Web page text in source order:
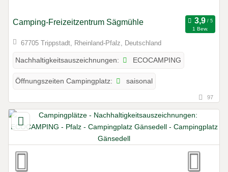
Camping-Freizeitzentrum Sägmühle
1 Bew.
67705 Trippstadt, Rheinland-Pfalz, Deutschland
Nachhaltigkeitsauszeichnungen: ECOCAMPING
Öffnungszeiten Campingplatz: saisonal
97